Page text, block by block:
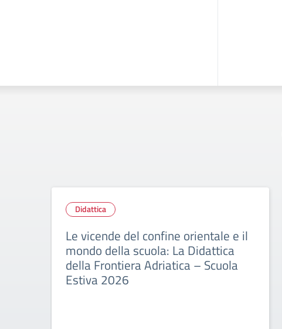
Didattica
Le vicende del confine orientale e il
mondo della scuola: La Didattica
della Frontiera Adriatica – Scuola
Estiva 2026